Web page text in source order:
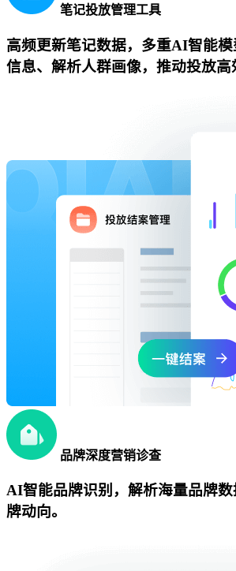
笔记投放管理工具
高频更新笔记数据，多重AI智能
信息、解析人群画像，推动投放高
品牌深度营销诊查
AI智能品牌识别，解析海量品牌
牌动向。